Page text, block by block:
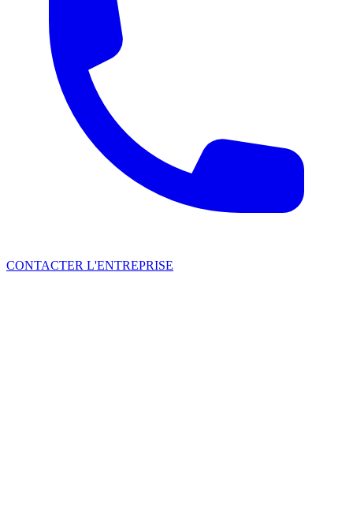
CONTACTER L'ENTREPRISE